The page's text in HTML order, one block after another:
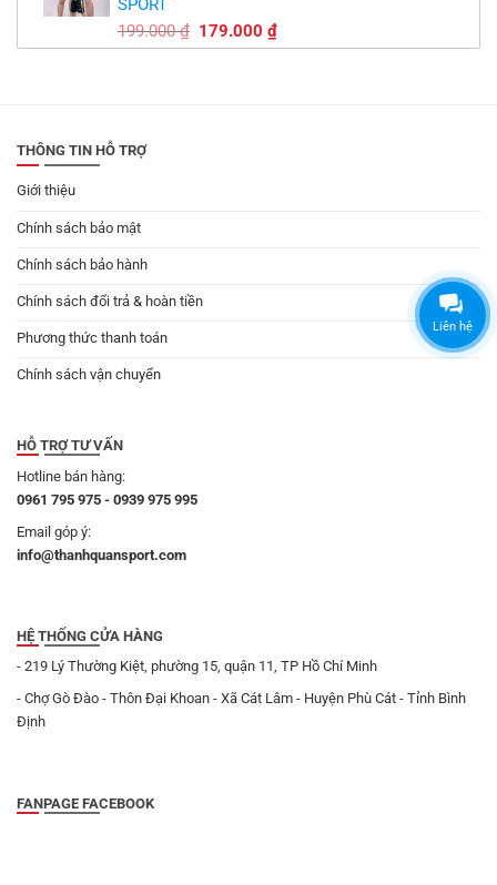
SPORT
199.000₫ Giá
gốc
179.000₫Giá
hiện
THÔNG TIN HỖ TRỢ
Giới thiệu
Chính sách bảo mật
Chính sách bảo hành
Chính sách đổi trả & hoàn tiền
Phương thức thanh toán
Chính sách vận chuyển
HỖ TRỢ TƯ VẤN
Hotline bán hàng:
0961 795 975 - 0939 975 995
Email góp ý:
info@thanhquansport.com
HỆ THỐNG CỬA HÀNG
- 219 Lý Thường Kiệt, phường 15, quận 11, TP Hồ Chí Minh
- Chợ Gò Đào - Thôn Đại Khoan - Xã Cát Lâm - Huyện Phù Cát - Tỉnh Bình
Định
FANPAGE FACEBOOK
Liên hệ